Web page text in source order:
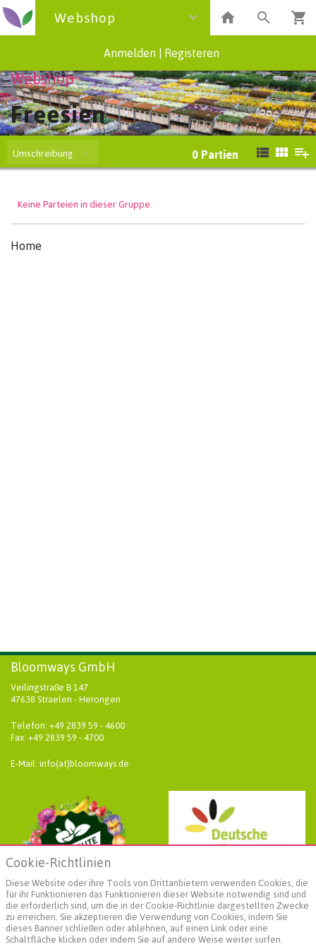
Webshop
Anmelden Registeren
Webshop
Freesien
Umschreibung 0 Partien
Keine Parteien in dieser Gruppe.
Home
Bloomways GmbH
Veilingstraße B 147
47638 Straelen - Herongen
Telefon: +49 2839 59 - 4600
Fax: +49 2839 59 - 4700
E-Mail: info(at)bloomways.de
Weiterführende Informationen
Cookie-Richtlinien
Diese Website oder ihre Tools von Drittanbietern verwenden Cookies, die
für ihr Funktionieren das Funktionieren dieser Website notwendig sind und
die erforderlich sind, um die in der Cookie-Richtlinie dargestellten Zwecke
zu erreichen. Sie akzeptieren die Verwendung von Cookies, indem Sie
dieses Banner schließen oder ablehnen, auf einen Link oder eine
Schaltfläche klicken oder indem Sie auf andere Weise weiter surfen.